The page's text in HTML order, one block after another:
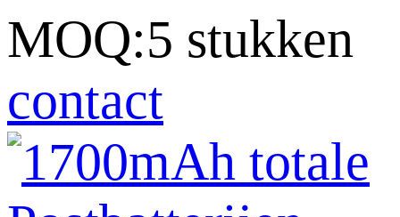
MOQ:5 stukken
contact